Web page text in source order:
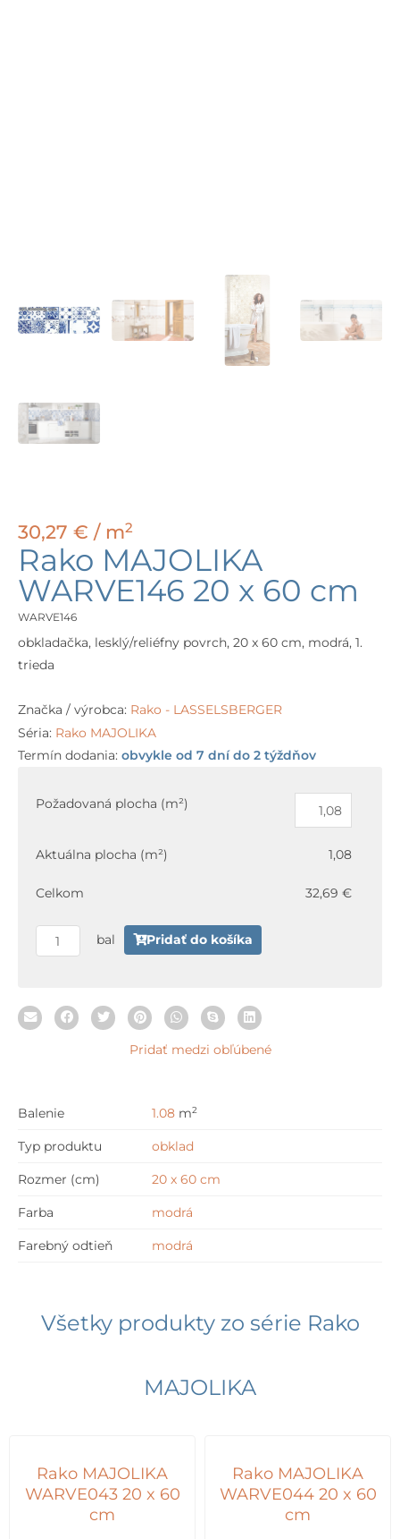
30,27 € / m2
Rako MAJOLIKA
WARVE146 20 x 60 cm
WARVE146
obkladačka, lesklý/reliéfny povrch, 20 x 60 cm, modrá, 1.
trieda
Značka / výrobca: Rako - LASSELSBERGER
Séria: Rako MAJOLIKA
Termín dodania: obvykle od 7 dní do 2 týždňov
Požadovaná plocha (m²)
Aktuálna plocha (m²) 1,08
Celkom 32,69 €
Rako
x
bal Pridať do košíka
Pridať medzi obľúbené
Balenie 1.08 m2
Typ produktu obklad
Rozmer (cm) 20 x 60 cm
Farba modrá
Farebný odtieň modrá
Všetky produkty zo série Rako
MAJOLIKA
Rako MAJOLIKA
WARVE043 20 x 60
cm
Rako MAJOLIKA
WARVE044 20 x 60
cm